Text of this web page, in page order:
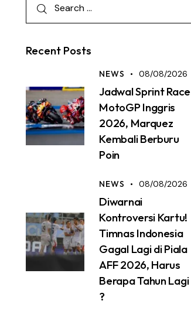
Recent Posts
NEWS 08/08/2026
Jadwal Sprint Race
MotoGP Inggris
2026, Marquez
Kembali Berburu
Poin
NEWS 08/08/2026
Diwarnai
Kontroversi Kartu!
Timnas Indonesia
Gagal Lagi di Piala
AFF 2026, Harus
Berapa Tahun Lagi
?